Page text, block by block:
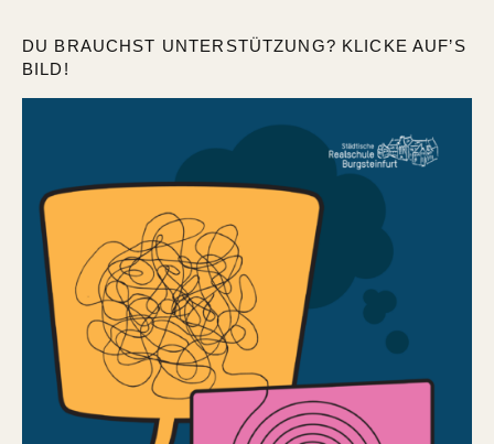
DU BRAUCHST UNTERSTÜTZUNG? KLICKE AUF’S
BILD!